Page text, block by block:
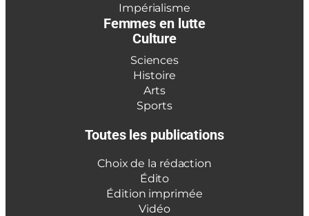
Impérialisme
Femmes en lutte
Culture
Sciences
Histoire
Arts
Sports
Toutes les publications
Choix de la rédaction
Édito
Édition imprimée
Vidéo